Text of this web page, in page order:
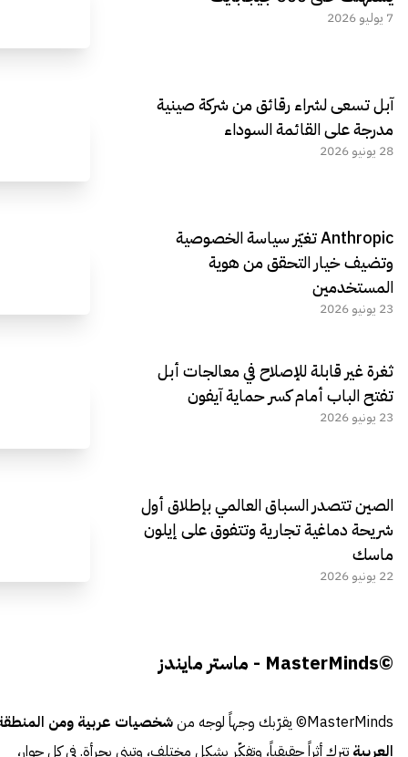
7 يوليو 2026
آبل تسعى لشراء رقائق من شركة صينية
مدرجة على القائمة السوداء
28 يونيو 2026
Anthropic تغيّر سياسة الخصوصية
وتضيف خيار التحقق من هوية
المستخدمين
23 يونيو 2026
ثغرة غير قابلة للإصلاح في معالجات أبل
تفتح الباب أمام كسر حماية آيفون
23 يونيو 2026
الصين تتصدر السباق العالمي بإطلاق أول
شريحة دماغية تجارية وتتفوق على إيلون
ماسك
22 يونيو 2026
©MasterMinds - ماستر مايندز
MasterMinds© يقرّبك وجهاً لوجه من
شخصيات عربية ومن
العربية تترك أثراً حقيقياً، وتفكّر بشكل مختلف، وتبني بجرأة. في كل حوار،